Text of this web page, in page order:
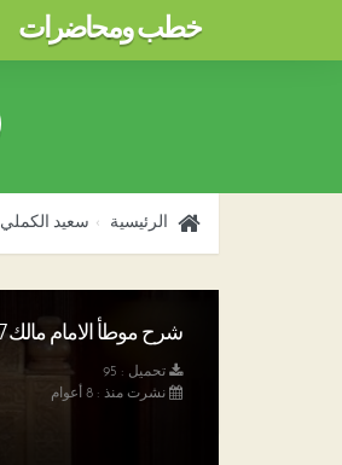
خطب ومحاضرات
الرئيسية سعيد الكملي
شرح موطأ الامام مالك 047 تحميل Mp3
تحميل : 95
نشرت منذ : 8 أعوام